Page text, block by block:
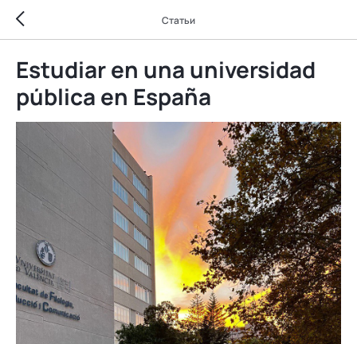
Статьи
Estudiar en una universidad
pública en España